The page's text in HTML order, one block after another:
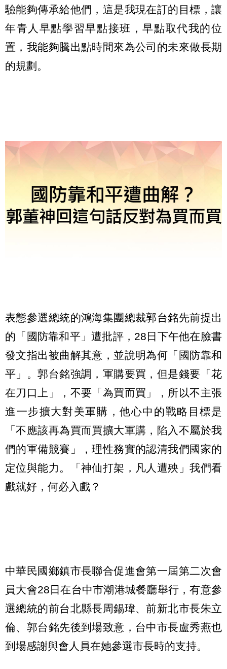
驗能夠傳承給他們，這是我現在訂的目標，讓
年青人早點學習早點接班，早點取代我的位
置，我能夠騰出點時間來為公司的未來做長期
的規劃。
表態參選總統的鴻海集團總裁郭台銘先前提出
的「國防靠和平」遭批評，28日下午他在臉書
發文指出被曲解其意，並說明為何「國防靠和
平」。郭台銘強調，軍購要買，但是錢要「花
在刀口上」，不要「為買而買」，所以不主張
進一步擴大對美軍購，他心中的戰略目標是
「不應該再為買而買擴大軍購，陷入不屬於我
們的軍備競賽」，理性務實的認清我們國家的
定位與能力。「神仙打架，凡人遭殃」我們看
戲就好，何必入戲？
中華民國鄉鎮市長聯合促進會第一屆第二次會
員大會28日在台中市潮港城餐廳舉行，有意參
選總統的前台北縣長周錫瑋、前新北市長朱立
倫、郭台銘先後到場致意，台中市長盧秀燕也
到場感謝與會人員在她參選市長時的支持。